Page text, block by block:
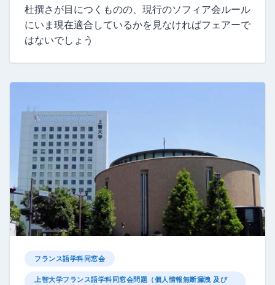
杜撰さが目につくものの、現行のソフィア会ルール
にいま現在適合しているかを見なければフェアーで
はないでしょう
フランス語学科同窓会
上智大学フランス語学科同窓会問題（個人情報無断漏洩 及び